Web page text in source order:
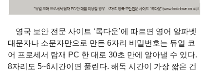
영국 보안 전문 사이트 ‘록다운’에 따르면 영어 알파벳
대문자나 소문자만으로 만든 6자리 비밀번호는 듀얼 코
어 프로세서 탑재 PC 한 대로 30초 만에 알아낼 수 있다.
8자리도 5~6시간이면 풀린다. 해독 시간이 가장 짧은 건